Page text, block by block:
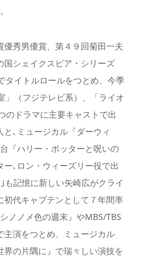
秀男優賞、第４９回菊田一夫
シェイクスピア・シリーズ
イトルロールをつとめ、今季
」（フジテレビ系）、「ライオ
のドラマに主要キャストで出
､ミュージカル『ダーウィ
『ハリー・ポッターと呪いの
､ロン・ウィーズリー役で出
も記憶に新しい矢崎広がクライ
初代キャプテンとして７年間率
ノノメ色の週末』やMBS/TBS
主演をつとめ、ミュージカル
界の片隅に』で瑞々しい演技を